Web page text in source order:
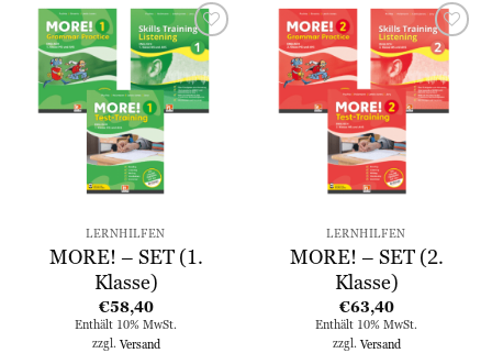
Zur
Wunschliste
hinzufügen
LERNHILFEN
MORE! – SET (1.
Klasse)
€58,40
Enthält 10% MwSt.
zzgl. Versand
Zur
Wunschliste
hinzufügen
LERNHILFEN
MORE! – SET (2.
Klasse)
€63,40
Enthält 10% MwSt.
zzgl. Versand